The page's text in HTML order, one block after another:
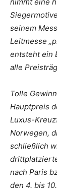
seinem
Leitmesse
entsteht ein
alle
Tolle
Hauptpreis
Luxus-
Norwegen,
schließlich
nach Paris
den 4. bis